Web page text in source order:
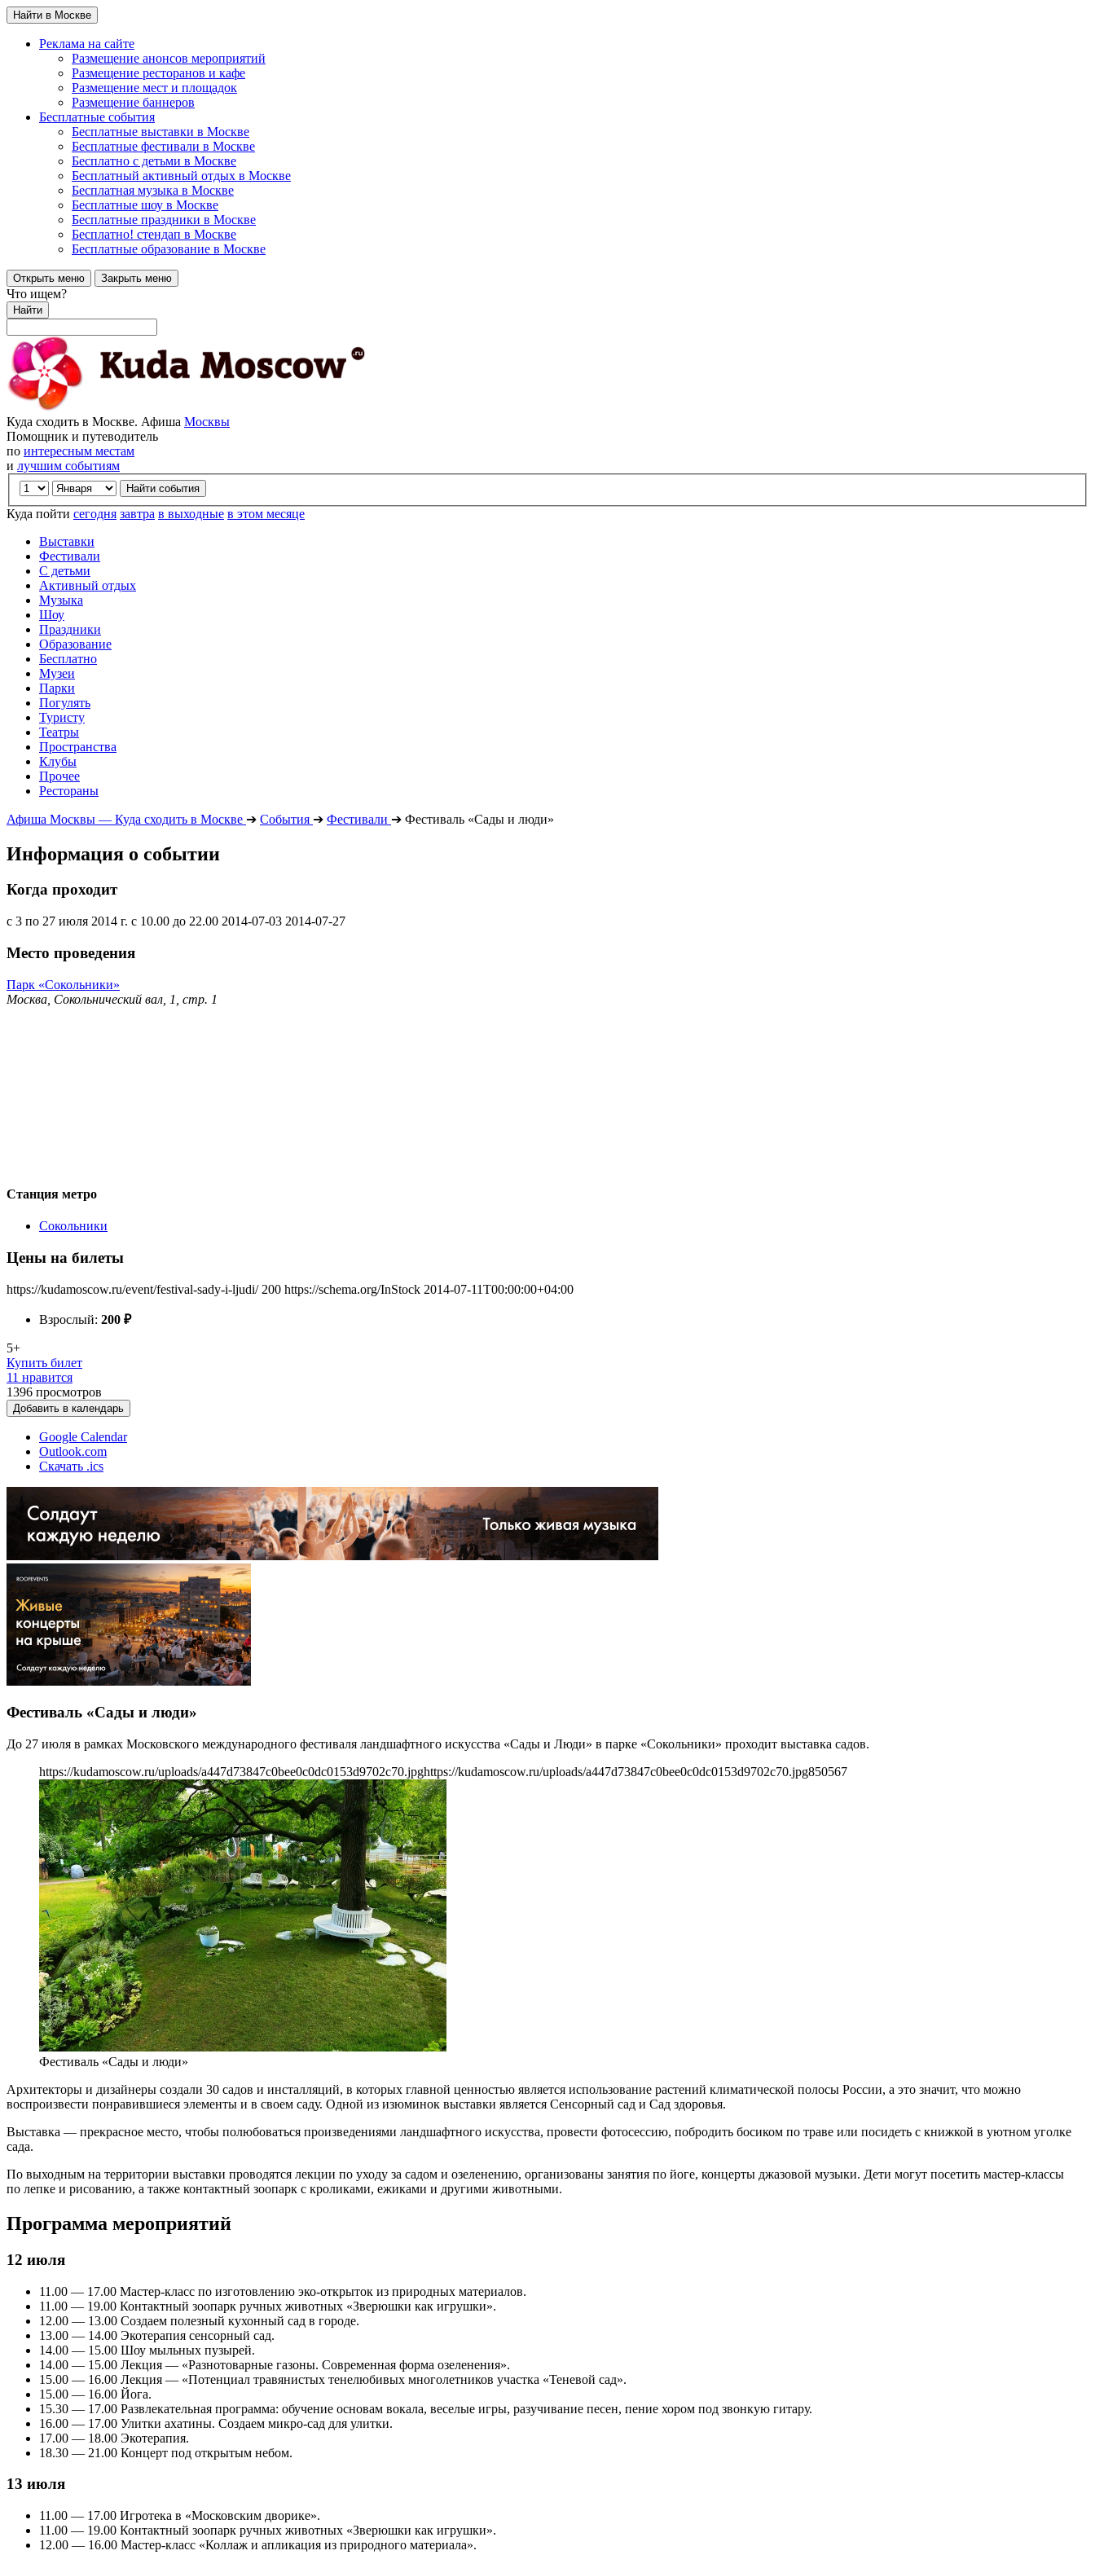
Найти в Москве
Реклама на сайте
Размещение анонсов мероприятий
Размещение ресторанов и кафе
Размещение мест и площадок
Размещение баннеров
Бесплатные события
Бесплатные выставки в Москве
Бесплатные фестивали в Москве
Бесплатно с детьми в Москве
Бесплатный активный отдых в Москве
Бесплатная музыка в Москве
Бесплатные шоу в Москве
Бесплатные праздники в Москве
Бесплатно! стендап в Москве
Бесплатные образование в Москве
Открыть меню Закрыть меню
Что ищем?
Найти
Куда сходить в Москве. Афиша Москвы
Помощник и путеводитель
по интересным местам
и лучшим событиям
Куда пойти сегодня завтра в выходные в этом месяце
Выставки
Фестивали
С детьми
Активный отдых
Музыка
Шоу
Праздники
Образование
Бесплатно
Музеи
Парки
Погулять
Туристу
Театры
Пространства
Клубы
Прочее
Рестораны
Афиша Москвы — Куда сходить в Москве ➔ События ➔ Фестивали ➔ Фестиваль «Сады и люди»
Информация о событии
Когда проходит
с 3 по 27 июля 2014 г. с 10.00 до 22.00 2014-07-03 2014-07-27
Место проведения
Парк «Сокольники»
Москва, Сокольнический вал, 1, стр. 1
Станция метро
Сокольники
Цены на билеты
https://kudamoscow.ru/event/festival-sady-i-ljudi/ 200 https://schema.org/InStock 2014-07-11T00:00:00+04:00
Взрослый: 200 ₽
5+
Купить билет
11 нравится
1396 просмотров
Добавить в календарь
Google Calendar
Outlook.com
Скачать .ics
Фестиваль «Сады и люди»
До 27 июля в рамках Московского международного фестиваля ландшафтного искусства «Сады и Люди» в парке «Сокольники» проходит выставка садов.
https://kudamoscow.ru/uploads/a447d73847c0bee0c0dc0153d9702c70.jpghttps://kudamoscow.ru/uploads/a447d73847c0bee0c0dc0153d9702c70.jpg850567
Фестиваль «Сады и люди»
Архитекторы и дизайнеры создали 30 садов и инсталляций, в которых главной ценностью является использование растений климатической полосы России, а это значит, что можно
воспроизвести понравившиеся элементы и в своем саду. Одной из изюминок выставки является Сенсорный сад и Сад здоровья.
Выставка — прекрасное место, чтобы полюбоваться произведениями ландшафтного искусства, провести фотосессию, побродить босиком по траве или посидеть с книжкой в уютном уголке
сада.
По выходным на территории выставки проводятся лекции по уходу за садом и озеленению, организованы занятия по йоге, концерты джазовой музыки. Дети могут посетить мастер-классы
по лепке и рисованию, а также контактный зоопарк с кроликами, ежиками и другими животными.
Программа мероприятий
12 июля
11.00 — 17.00 Мастер-класс по изготовлению эко-открыток из природных материалов.
11.00 — 19.00 Контактный зоопарк ручных животных «Зверюшки как игрушки».
12.00 — 13.00 Создаем полезный кухонный сад в городе.
13.00 — 14.00 Экотерапия сенсорный сад.
14.00 — 15.00 Шоу мыльных пузырей.
14.00 — 15.00 Лекция — «Разнотоварные газоны. Современная форма озеленения».
15.00 — 16.00 Лекция — «Потенциал травянистых тенелюбивых многолетников участка «Теневой сад».
15.00 — 16.00 Йога.
15.30 — 17.00 Развлекательная программа: обучение основам вокала, веселые игры, разучивание песен, пение хором под звонкую гитару.
16.00 — 17.00 Улитки ахатины. Создаем микро-сад для улитки.
17.00 — 18.00 Экотерапия.
18.30 — 21.00 Концерт под открытым небом.
13 июля
11.00 — 17.00 Игротека в «Московским дворике».
11.00 — 19.00 Контактный зоопарк ручных животных «Зверюшки как игрушки».
12.00 — 16.00 Мастер-класс «Коллаж и апликация из природного материала».